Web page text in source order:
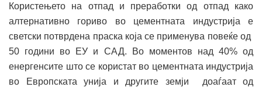
Користењето на отпад и преработки од отпад како
алтернативно гориво во цементната индустрија е
светски потврдена праска коjа се применува повеќе од
50 години во ЕУ и САД. Во моментов над 40% од
енергенсите што се користат во цементната индустрија
во Европската унија и другите земји доаѓаат од